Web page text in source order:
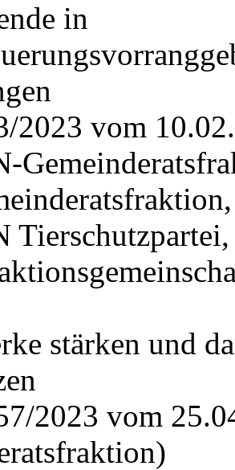
in
2023 vom
Tierschutzpartei,
stärken und
2023 vom